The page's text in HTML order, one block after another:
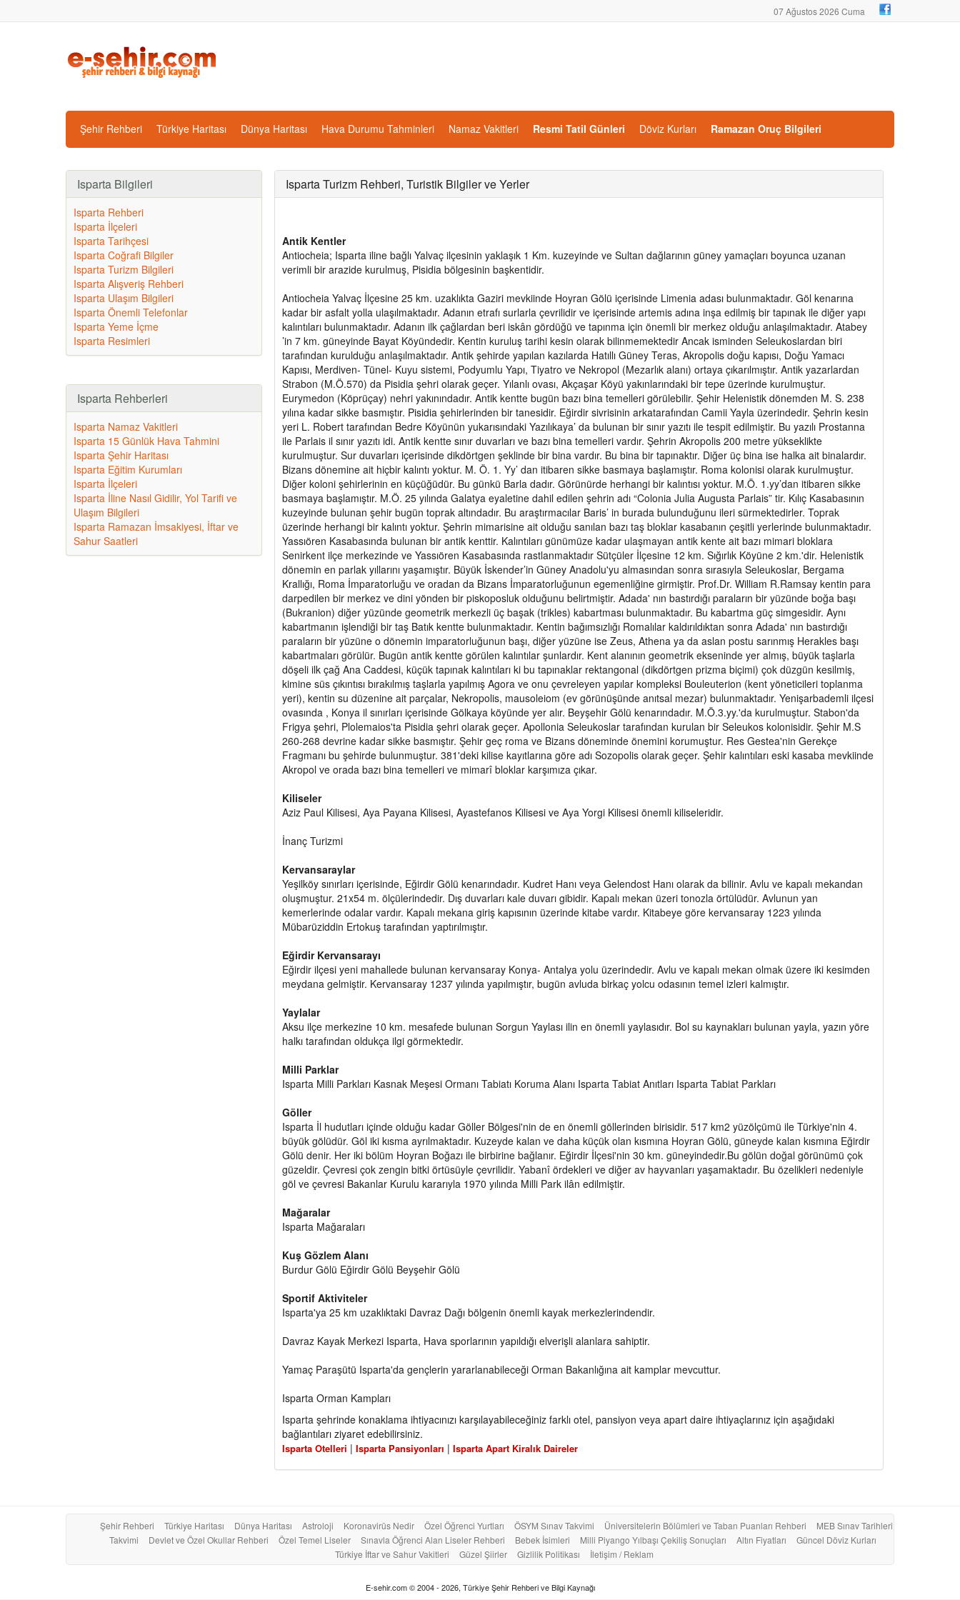
07 Ağustos 2026 Cuma
Şehir Rehberi Türkiye Haritası Dünya Haritası Hava Durumu Tahminleri Namaz Vakitleri Resmi Tatil Günleri Döviz Kurları Ramazan Oruç Bilgileri
Isparta Bilgileri
Isparta Rehberi
Isparta İlçeleri
Isparta Tarihçesi
Isparta Coğrafi Bilgiler
Isparta Turizm Bilgileri
Isparta Alışveriş Rehberi
Isparta Ulaşım Bilgileri
Isparta Önemli Telefonlar
Isparta Yeme İçme
Isparta Resimleri
Isparta Rehberleri
Isparta Namaz Vakitleri
Isparta 15 Günlük Hava Tahmini
Isparta Şehir Haritası
Isparta Eğitim Kurumları
Isparta İlçeleri
Isparta İline Nasıl Gidilir, Yol Tarifi ve
Ulaşım Bilgileri
Isparta Ramazan İmsakiyesi, İftar ve
Sahur Saatleri
Isparta Turizm Rehberi, Turistik Bilgiler ve Yerler
Antik Kentler
Antiocheia; Isparta iline bağlı Yalvaç ilçesinin yaklaşık 1 Km. kuzeyinde ve Sultan dağlarının güney yamaçları boyunca uzanan
verimli bir arazide kurulmuş, Pisidia bölgesinin başkentidir.
Antiocheia Yalvaç İlçesine 25 km. uzaklıkta Gaziri mevkiinde Hoyran Gölü içerisinde Limenia adası bulunmaktadır. Göl kenarına
kadar bir asfalt yolla ulaşılmaktadır. Adanın etrafı surlarla çevrilidir ve içerisinde artemis adına inşa edilmiş bir tapınak ile diğer yapı
kalıntıları bulunmaktadır. Adanın ilk çağlardan beri iskân gördüğü ve tapınma için önemli bir merkez olduğu anlaşılmaktadır. Atabey
’in 7 km. güneyinde Bayat Köyündedir. Kentin kuruluş tarihi kesin olarak bilinmemektedir Ancak isminden Seleukoslardan biri
tarafından kurulduğu anlaşılmaktadır. Antik şehirde yapılan kazılarda Hatıllı Güney Teras, Akropolis doğu kapısı, Doğu Yamacı
Kapısı, Merdiven- Tünel- Kuyu sistemi, Podyumlu Yapı, Tiyatro ve Nekropol (Mezarlık alanı) ortaya çıkarılmıştır. Antik yazarlardan
Strabon (M.Ö.570) da Pisidia şehri olarak geçer. Yılanlı ovası, Akçaşar Köyü yakınlarındaki bir tepe üzerinde kurulmuştur.
Eurymedon (Köprüçay) nehri yakınındadır. Antik kentte bugün bazı bina temelleri görülebilir. Şehir Helenistik dönemden M. S. 238
yılına kadar sikke basmıştır. Pisidia şehirlerinden bir tanesidir. Eğirdir sivrisinin arkatarafından Camii Yayla üzerindedir. Şehrin kesin
yeri L. Robert tarafından Bedre Köyünün yukarısındaki Yazılıkaya’ da bulunan bir sınır yazıtı ile tespit edilmiştir. Bu yazılı Prostanna
ile Parlais il sınır yazıtı idi. Antik kentte sınır duvarları ve bazı bina temelleri vardır. Şehrin Akropolis 200 metre yükseklikte
kurulmuştur. Sur duvarları içerisinde dikdörtgen şeklinde bir bina vardır. Bu bina bir tapınaktır. Diğer üç bina ise halka ait binalardır.
Bizans dönemine ait hiçbir kalıntı yoktur. M. Ö. 1. Yy’ dan itibaren sikke basmaya başlamıştır. Roma kolonisi olarak kurulmuştur.
Diğer koloni şehirlerinin en küçüğüdür. Bu günkü Barla dadır. Görünürde herhangi bir kalıntısı yoktur. M.Ö. 1.yy’dan itibaren sikke
basmaya başlamıştır. M.Ö. 25 yılında Galatya eyaletine dahil edilen şehrin adı “Colonia Julia Augusta Parlais” tir. Kılıç Kasabasının
kuzeyinde bulunan şehir bugün toprak altındadır. Bu araştırmacılar Baris’ in burada bulunduğunu ileri sürmektedirler. Toprak
üzerinde herhangi bir kalıntı yoktur. Şehrin mimarisine ait olduğu sanılan bazı taş bloklar kasabanın çeşitli yerlerinde bulunmaktadır.
Yassıören Kasabasında bulunan bir antik kenttir. Kalıntıları günümüze kadar ulaşmayan antik kente ait bazı mimari bloklara
Senirkent ilçe merkezinde ve Yassıören Kasabasında rastlanmaktadır Sütçüler İlçesine 12 km. Sığırlık Köyüne 2 km.'dir. Helenistik
dönemin en parlak yıllarını yaşamıştır. Büyük İskender’in Güney Anadolu'yu almasından sonra sırasıyla Seleukoslar, Bergama
Krallığı, Roma İmparatorluğu ve oradan da Bizans İmparatorluğunun egemenliğine girmiştir. Prof.Dr. William R.Ramsay kentin para
darpedilen bir merkez ve dini yönden bir piskoposluk olduğunu belirtmiştir. Adada' nın bastırdığı paraların bir yüzünde boğa başı
(Bukranion) diğer yüzünde geometrik merkezli üç başak (trikles) kabartması bulunmaktadır. Bu kabartma güç simgesidir. Aynı
kabartmanın işlendiği bir taş Batık kentte bulunmaktadır. Kentin bağımsızlığı Romalılar kaldırıldıktan sonra Adada' nın bastırdığı
paraların bir yüzüne o dönemin imparatorluğunun başı, diğer yüzüne ise Zeus, Athena ya da aslan postu sarınmış Herakles başı
kabartmaları görülür. Bugün antik kentte görülen kalıntılar şunlardır. Kent alanının geometrik ekseninde yer almış, büyük taşlarla
döşeli ilk çağ Ana Caddesi, küçük tapınak kalıntıları ki bu tapınaklar rektangonal (dikdörtgen prizma biçimi) çok düzgün kesilmiş,
kimine süs çıkıntısı bırakılmış taşlarla yapılmış Agora ve onu çevreleyen yapılar kompleksi Bouleuterion (kent yöneticileri toplanma
yeri), kentin su düzenine ait parçalar, Nekropolis, mausoleiom (ev görünüşünde anıtsal mezar) bulunmaktadır. Yenişarbademli ilçesi
ovasında , Konya il sınırları içerisinde Gölkaya köyünde yer alır. Beyşehir Gölü kenarındadır. M.Ö.3.yy.'da kurulmuştur. Stabon'da
Frigya şehri, Plolemaios'ta Pisidia şehri olarak geçer. Apollonia Seleukoslar tarafından kurulan bir Seleukos kolonisidir. Şehir M.S
260-268 devrine kadar sikke basmıştır. Şehir geç roma ve Bizans döneminde önemini korumuştur. Res Gestea'nin Gerekçe
Fragmanı bu şehirde bulunmuştur. 381'deki kilise kayıtlarına göre adı Sozopolis olarak geçer. Şehir kalıntıları eski kasaba mevkiinde
Akropol ve orada bazı bina temelleri ve mimarî bloklar karşımıza çıkar.
Kiliseler
Aziz Paul Kilisesi, Aya Payana Kilisesi, Ayastefanos Kilisesi ve Aya Yorgi Kilisesi önemli kiliseleridir.
İnanç Turizmi
Kervansaraylar
Yeşilköy sınırları içerisinde, Eğirdir Gölü kenarındadır. Kudret Hanı veya Gelendost Hanı olarak da bilinir. Avlu ve kapalı mekandan
oluşmuştur. 21x54 m. ölçülerindedir. Dış duvarları kale duvarı gibidir. Kapalı mekan üzeri tonozla örtülüdür. Avlunun yan
kemerlerinde odalar vardır. Kapalı mekana giriş kapısının üzerinde kitabe vardır. Kitabeye göre kervansaray 1223 yılında
Mübarüziddin Ertokuş tarafından yaptırılmıştır.
Eğirdir Kervansarayı
Eğirdir ilçesi yeni mahallede bulunan kervansaray Konya- Antalya yolu üzerindedir. Avlu ve kapalı mekan olmak üzere iki kesimden
meydana gelmiştir. Kervansaray 1237 yılında yapılmıştır, bugün avluda birkaç yolcu odasının temel izleri kalmıştır.
Yaylalar
Aksu ilçe merkezine 10 km. mesafede bulunan Sorgun Yaylası ilin en önemli yaylasıdır. Bol su kaynakları bulunan yayla, yazın yöre
halkı tarafından oldukça ilgi görmektedir.
Milli Parklar
Isparta Milli Parkları Kasnak Meşesi Ormanı Tabiatı Koruma Alanı Isparta Tabiat Anıtları Isparta Tabiat Parkları
Göller
Isparta İl hudutları içinde olduğu kadar Göller Bölgesi'nin de en önemli göllerinden birisidir. 517 km2 yüzölçümü ile Türkiye'nin 4.
büyük gölüdür. Göl iki kısma ayrılmaktadır. Kuzeyde kalan ve daha küçük olan kısmına Hoyran Gölü, güneyde kalan kısmına Eğirdir
Gölü denir. Her iki bölüm Hoyran Boğazı ile birbirine bağlanır. Eğirdir İlçesi'nin 30 km. güneyindedir.Bu gölün doğal görünümü çok
güzeldir. Çevresi çok zengin bitki örtüsüyle çevrilidir. Yabanî ördekleri ve diğer av hayvanları yaşamaktadır. Bu özelikleri nedeniyle
göl ve çevresi Bakanlar Kurulu kararıyla 1970 yılında Milli Park ilân edilmiştir.
Mağaralar
Isparta Mağaraları
Kuş Gözlem Alanı
Burdur Gölü Eğirdir Gölü Beyşehir Gölü
Sportif Aktiviteler
Isparta'ya 25 km uzaklıktaki Davraz Dağı bölgenin önemli kayak merkezlerindendir.
Davraz Kayak Merkezi Isparta, Hava sporlarının yapıldığı elverişli alanlara sahiptir.
Yamaç Paraşütü Isparta'da gençlerin yararlanabileceği Orman Bakanlığına ait kamplar mevcuttur.
Isparta Orman Kampları
Isparta şehrinde konaklama ihtiyacınızı karşılayabileceğiniz farklı otel, pansiyon veya apart daire ihtiyaçlarınız için aşağıdaki
bağlantıları ziyaret edebilirsiniz.
Isparta Otelleri | Isparta Pansiyonları | Isparta Apart Kiralık Daireler
Şehir Rehberi Türkiye Haritası Dünya Haritası Astroloji Koronavirüs Nedir Özel Öğrenci Yurtları ÖSYM Sınav Takvimi Üniversitelerin Bölümleri ve Taban Puanları Rehberi
MEB Sınav Tarihleri
Takvimi
Devlet ve Özel Okullar Rehberi Özel Temel Liseler Sınavla Öğrenci Alan Liseler Rehberi Bebek İsimleri Milli Piyango Yılbaşı Çekiliş Sonuçları Altın Fiyatları
Güncel Döviz Kurları
Türkiye İftar ve Sahur Vakitleri
Güzel Şiirler Gizlilik Politikası İletişim / Reklam
E-sehir.com © 2004 - 2026, Türkiye Şehir Rehberi ve Bilgi Kaynağı